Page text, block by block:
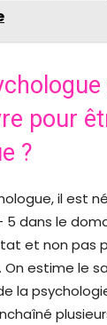
pour
?
il est
5 dans le
et non pas
On estime le
la